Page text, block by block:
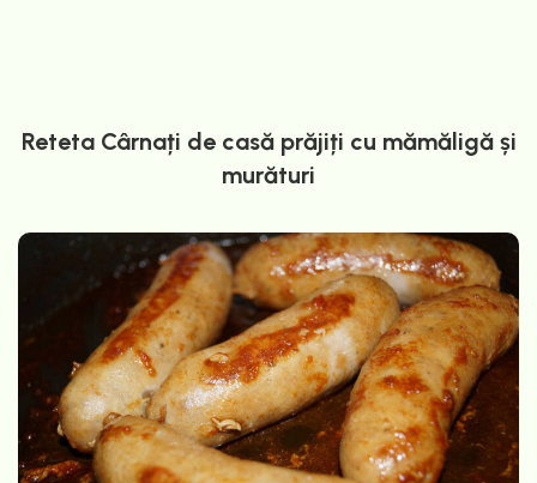
Reteta Cârnați de casă prăjiți cu mămăligă și
murături